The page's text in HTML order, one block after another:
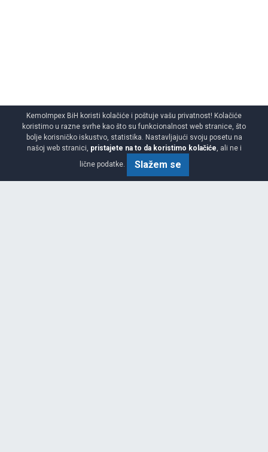
KemoImpex BiH koristi kolačiće i poštuje vašu privatnost! Kolačiće
koristimo u razne svrhe kao što su funkcionalnost web stranice, što
bolje korisničko iskustvo, statistika. Nastavljajući svoju posetu na
našoj web stranici, pristajete na to da koristimo kolačiće, ali ne i
lične podatke.
Slažem se